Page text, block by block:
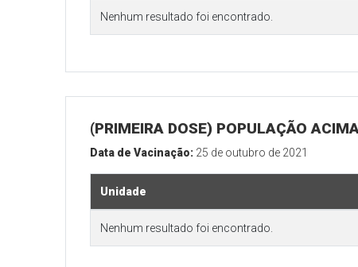
Nenhum resultado foi encontrado.
(PRIMEIRA DOSE) POPULAÇÃO
Data de Vacinação: 25 de outubro de 2021
Unidade
Nenhum resultado foi encontrado.